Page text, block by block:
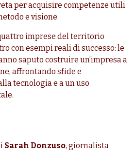
per acquisire competenze utili
e visione.
imprese del territorio
con esempi reali di successo: le
saputo costruire un’impresa a
affrontando sfide e
tecnologia e a un uso
Sarah Donzuso, giornalista